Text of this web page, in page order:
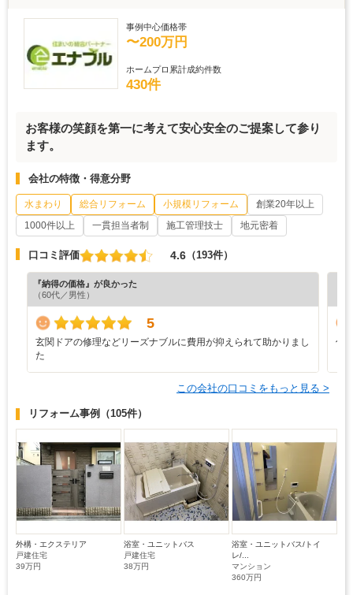
事例中心価格帯
〜200万円
ホームプロ累計成約件数
430件
お客様の笑顔を第一に考えて安心安全のご提案して参り
ます。
会社の特徴・得意分野
水まわり 総合リフォーム 小規模リフォーム
創業20年以上
1000件以上
一貫担当者制 施工管理技士 地元密着
口コミ評価 4.6 （193件）
『納得の価格』が良かった
（60代／男性）
5
玄関ドアの修理などリーズナブルに費用が抑えられて助かりまし
た
仕
この会社の口コミをもっと見る >
リフォーム事例 （105件）
外構・エクステリア
戸建住宅
39万円
浴室・ユニットバス
戸建住宅
38万円
浴室・ユニットバス/トイ
レ/...
マンション
360万円